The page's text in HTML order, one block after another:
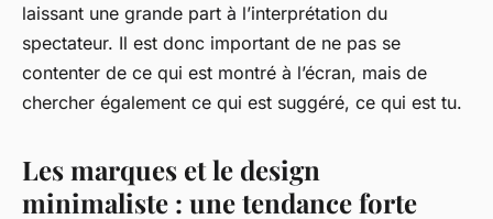
laissant une grande part à l’interprétation du
spectateur. Il est donc important de ne pas se
contenter de ce qui est montré à l’écran, mais de
chercher également ce qui est suggéré, ce qui est tu.
Les marques et le design
minimaliste : une tendance forte